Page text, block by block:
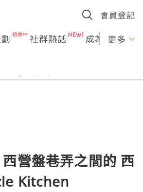
會員登記
社群熱話 成為U更多
營盤巷弄之間的 西
Kitchen